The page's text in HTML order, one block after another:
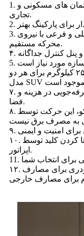
1. راه حل پارکینگ گاراژ زیرزمین ساختمان های مسکونی و
تجاری.
3. سیلندرهای بالابر هیدرولیکی دوگانه اصلی و فرعی با نیروی
محرکه مستقیم.
ظرفیت حمل بار ۶.۲۰۰۰ کیلوگرم/۲۵۰۰ کیلوگرم برای هر دو
۷. قابلیت اشتراک‌گذاری پست میانی، صرفه‌جویی در هزینه و
فضا.
۸. هزینه مصرف پایین هنگام پایین آمدن سکو، این حرکت توسط
۱۰. خاموش شدن خودکار به محض رها کردن کلید توسط
اپراتور.
۱۲. عملیات سطحی با پوشش اسپری پودری برای مصارف